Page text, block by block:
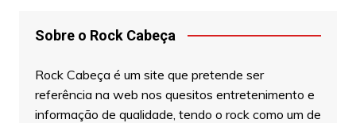
Sobre o Rock Cabeça
Rock Cabeça é um site que pretende ser
referência na web nos quesitos entretenimento e
informação de qualidade, tendo o rock como um de